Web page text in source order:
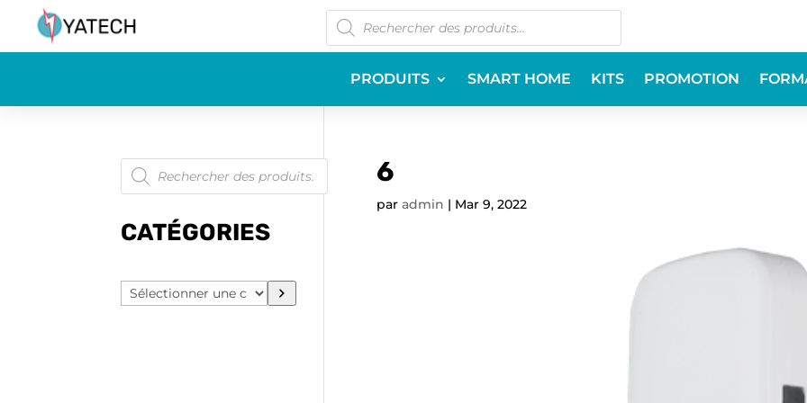
Recherche
de
produits
PRODUITS SMART HOME KITS PROMOTION
6
par admin | Mar 9, 2022
Recherche
de
produits
CATÉGORIES
Sélectionner
une